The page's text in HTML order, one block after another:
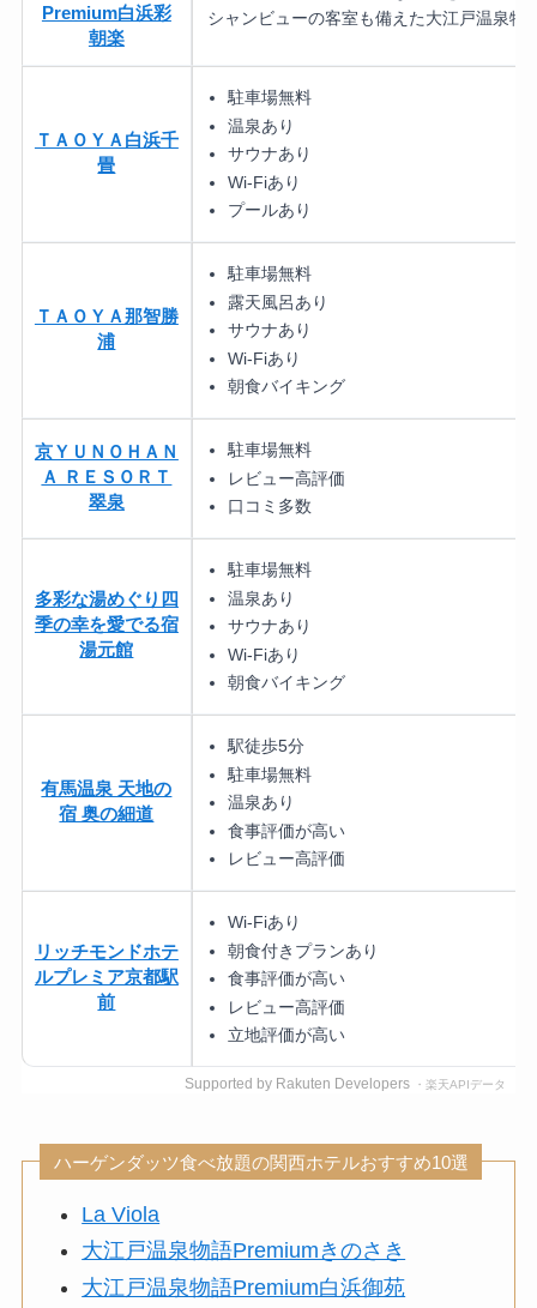
Premium白浜彩
朝楽
シャンビューの客室も備えた大江戸温泉
ＴＡＯＹＡ白浜千
畳
駐車場無料
温泉あり
サウナあり
Wi-Fiあり
プールあり
ＴＡＯＹＡ那智勝
浦
駐車場無料
露天風呂あり
サウナあり
Wi-Fiあり
朝食バイキング
京ＹＵＮＯＨＡＮ
Ａ ＲＥＳＯＲＴ
翠泉
駐車場無料
レビュー高評価
口コミ多数
多彩な湯めぐり四
季の幸を愛でる宿
湯元館
駐車場無料
温泉あり
サウナあり
Wi-Fiあり
朝食バイキング
有馬温泉 天地の
宿 奥の細道
駅徒歩5分
駐車場無料
温泉あり
食事評価が高い
レビュー高評価
リッチモンドホテ
ルプレミア京都駅
前
Wi-Fiあり
朝食付きプランあり
食事評価が高い
レビュー高評価
立地評価が高い
Supported by Rakuten Developers ・楽天APIデータ
ハーゲンダッツ食べ放題の関西ホテルおすすめ10選
La Viola
大江戸温泉物語Premiumきのさき
大江戸温泉物語Premium白浜御苑